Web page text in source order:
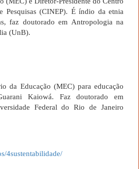
Pesquisas (CINEP). É índio da etnia
faz doutorado em Antropologia na
(UnB).
da Educação (MEC) para educação
Kaiowá. Faz doutorado em
Federal do Rio de Janeiro
4sustentabilidade/